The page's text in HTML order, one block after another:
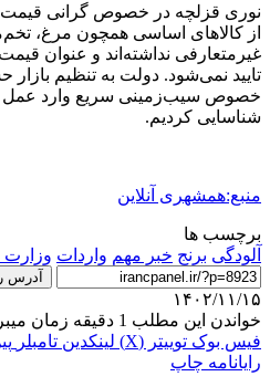
نوری قزلچه در خصوص گرانی
از کالاهای اساسی همچون مرغ،
غیرمتعارفی نداشته‌اند و عنوان
تایید نمی‌شود. دولت به تنظیم
خصوص سیب‌زمینی سریع وارد عمل
شناسایی کردیم.
منبع:همشهری آنلاین
برچسب ها
آلودگی برنج خبر مهم واردات وزارت
آدرس
۱۴۰۲/۱۱/۱۵
خواندن این مطلب 1 دقیقه زمان میبرد
فیس بوک توییتر (X) لینکدین ‫تامبلر
رایانامه چاپ